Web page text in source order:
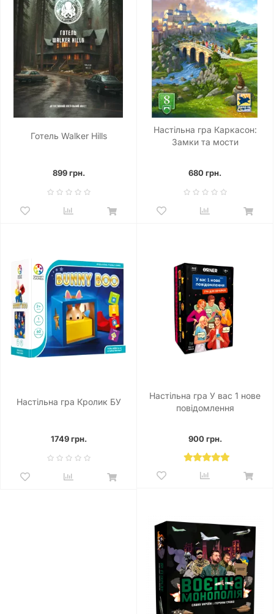
Готель Walker Hills
899 грн.
Настільна гра Каркасон:
Замки та мости
680 грн.
Настільна гра Кролик БУ
1749 грн.
Настільна гра У вас 1 нове
повідомлення
900 грн.